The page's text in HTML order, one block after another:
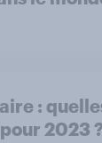
:
2023